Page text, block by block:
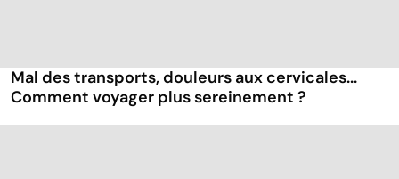
Mal des transports, douleurs aux cervicales...
Comment voyager plus sereinement ?